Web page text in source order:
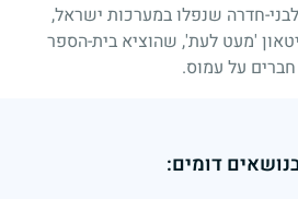
חדרה שנפלו במערכות ישראל,
'מעט לעת', שהוציא בית-הספר
על עמוס.
דומים: